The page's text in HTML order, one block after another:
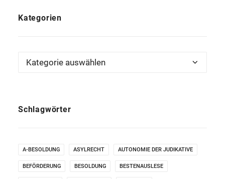
Kategorien
Kategorien
Schlagwörter
A-BESOLDUNG ASYLRECHT AUTONOMIE DER JUDIKATIVE
BEFÖRDERUNG BESOLDUNG BESTENAUSLESE